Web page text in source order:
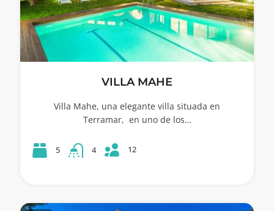
VILLA MAHE
Villa Mahe, una elegante villa situada en
Terramar, en uno de los…
5 4 12